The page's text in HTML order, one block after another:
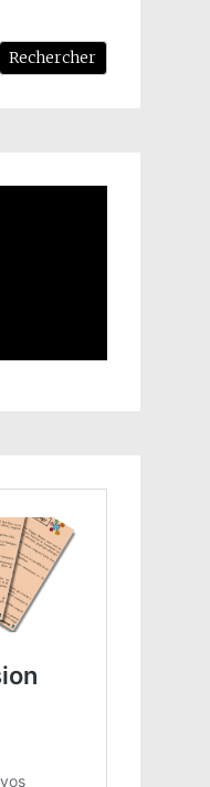
Rechercher